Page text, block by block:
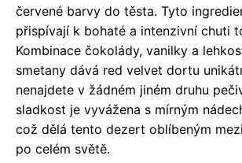
červené barvy do těsta. Tyto
přispívají k bohaté a intenzivní chuti
Kombinace čokolády, vanilky a
smetany dává red velvet dortu
nenajdete v žádném jiném druhu
sladkost je vyvážena s mírným
což dělá tento dezert oblíbeným
po celém světě.